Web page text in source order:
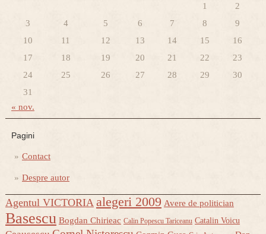
1
2
3
4 5 6 7 8
9
10
11 12 13 14 15
16
17
18 19 20 21 22
23
24
25 26 27 28 29
30
31
« nov.
Pagini
Contact
Despre autor
Agentul VICTORIA alegeri 2009 Avere de politician
Basescu Bogdan Chirieac Calin Popescu Tariceanu Catalin Voicu